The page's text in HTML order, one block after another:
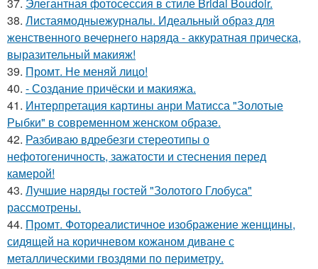
37. Элегантная фотосессия в стиле Bridal Boudoir.
38. Листаямодныежурналы. Идеальный образ для
женственного вечернего наряда - аккуратная прическа,
выразительный макияж!
39. Промт. Не меняй лицо!
40. - Создание причёски и макияжа.
41. Интерпретация картины анри Матисса "Золотые
Рыбки" в современном женском образе.
42. Разбиваю вдребезги стереотипы о
нефотогеничность, зажатости и стеснения перед
камерой!
43. Лучшие наряды гостей "Золотого Глобуса"
рассмотрены.
44. Промт. Фотореалистичное изображение женщины,
сидящей на коричневом кожаном диване с
металлическими гвоздями по периметру.